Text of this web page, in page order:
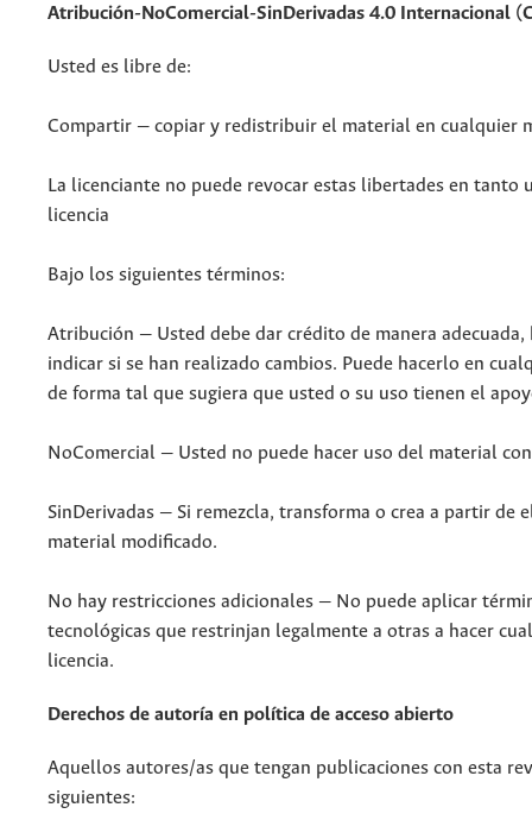
Atribución-NoComercial-SinDerivadas 4.0 Internacional
Usted es libre de:
Compartir — copiar y redistribuir el material en cualquier
La licenciante no puede revocar estas libertades en tanto
licencia
Bajo los siguientes términos:
Atribución — Usted debe dar crédito de manera
indicar si se han realizado cambios. Puede hacerlo en
de forma tal que sugiera que usted o su uso tienen el
NoComercial — Usted no puede hacer uso del material
SinDerivadas — Si remezcla, transforma o crea a partir
material modificado.
No hay restricciones adicionales — No puede aplicar
tecnológicas que restrinjan legalmente a otras a hacer
licencia.
Derechos de autoría en política de acceso abierto
Aquellos autores/as que tengan publicaciones con esta
siguientes: